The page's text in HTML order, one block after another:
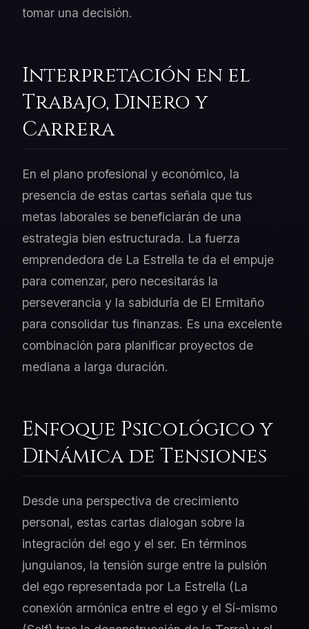
tomar una decisión.
Interpretación en el
Trabajo, Dinero y
Carrera
En el plano profesional y económico, la
presencia de estas cartas señala que tus
metas laborales se beneficiarán de una
estrategia bien estructurada. La fuerza
emprendedora de La Estrella te da el empuje
para comenzar, pero necesitarás la
perseverancia y la sabiduría de El Ermitaño
para consolidar tus finanzas. Es una excelente
combinación para planificar proyectos de
mediana a larga duración.
Enfoque Psicológico y
Dinámica de Tensiones
Desde una perspectiva de crecimiento
personal, estas cartas dialogan sobre la
integración del ego y el ser. En términos
junguianos, la tensión surge entre la pulsión
del ego representada por La Estrella (La
conexión armónica entre el ego y el Sí-mismo